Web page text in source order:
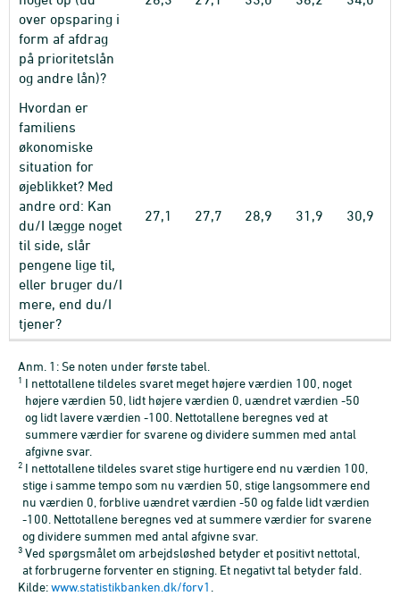
over opsparing i
form af afdrag
på prioritetslån
og andre lån)?
Hvordan er
familiens
økonomiske
situation for
øjeblikket? Med
andre ord: Kan
du/I lægge noget
til side, slår
pengene lige til,
eller bruger du/I
mere, end du/I
tjener?
27,1 27,7 28,9 31,9 30,9
Anm. 1: Se noten under første tabel.
1 I nettotallene tildeles svaret meget højere værdien 100, noget
højere værdien 50, lidt højere værdien 0, uændret værdien -50
og lidt lavere værdien -100. Nettotallene beregnes ved at
summere værdier for svarene og dividere summen med antal
afgivne svar.
2 I nettotallene tildeles svaret stige hurtigere end nu værdien 100,
stige i samme tempo som nu værdien 50, stige langsommere end
nu værdien 0, forblive uændret værdien -50 og falde lidt værdien
-100. Nettotallene beregnes ved at summere værdier for svarene
og dividere summen med antal afgivne svar.
3 Ved spørgsmålet om arbejdsløshed betyder et positivt nettotal,
at forbrugerne forventer en stigning. Et negativt tal betyder fald.
Kilde:www.statistikbanken.dk/forv1